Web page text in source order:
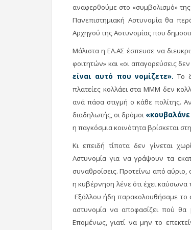
αναφερθούμε στο «συμβολισμό»
Πανεπιστημιακή Αστυνομία θα
Αρχηγού της Αστυνομίας που
Μάλιστα η ΕΛ.ΑΣ έσπευσε να
φοιτητών» και «οι απαγορεύσεις
είναι αυτό που νομίζετε». Το
πλατείες κολλάει στα ΜΜΜ δεν
ανά πάσα στιγμή ο κάθε πολίτης.
διαδηλωτής, οι δρόμοι «κουβαλάνε
η παγκόσμια κοινότητα βρίσκεται
Κι επειδή τίποτα δεν γίνεται
Αστυνομία για να γράψουν τα
συναθροίσεις. Προτείνω από αύριο,
η κυβέρνηση λένε ότι έχει
Εξάλλου ήδη παρακολουθήσαμε το
αστυνομία να αποφασίζει πού θα
Επομένως, γιατί να μην το